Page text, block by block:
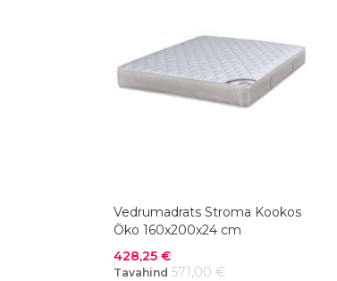
Vedrumadrats Stroma Kookos
Öko 160x200x24 cm
Soodushind
428,25 €
Tavahind 571,00 €